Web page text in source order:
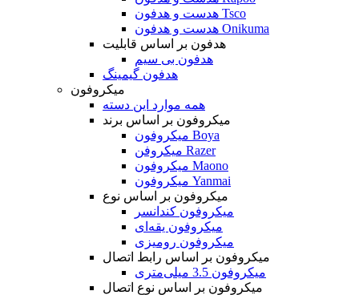
هدست و هدفون Tsco
هدست و هدفون Onikuma
هدفون بر اساس قابلیت
هدفون بی سیم
هدفون گیمینگ
میکروفون
همه موارد این دسته
میکروفون بر اساس برند
میکروفون Boya
میکروفن Razer
میکروفون Maono
میکروفون Yanmai
میکروفون بر اساس نوع
میکروفون کندانسر
میکروفون یقه‌ای
میکروفون رومیزی
میکروفون بر اساس رابط اتصال
میکروفون 3.5 میلی‌متری
میکروفون بر اساس نوع اتصال